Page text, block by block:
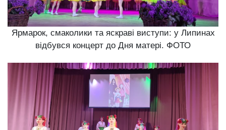
Ярмарок, смаколики та яскраві виступи: у Липинах
відбувся концерт до Дня матері. ФОТО